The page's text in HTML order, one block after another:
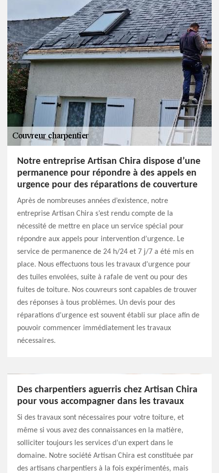
Notre entreprise Artisan Chira dispose d’une
permanence pour répondre à des appels en
urgence pour des réparations de couverture
Après de nombreuses années d’existence, notre
entreprise Artisan Chira s’est rendu compte de la
nécessité de mettre en place un service spécial pour
répondre aux appels pour intervention d’urgence. Le
service de permanence de 24 h/24 et 7 j/7 a été mis en
place. Nous effectuons tous les travaux d’urgence pour
des tuiles envolées, suite à rafale de vent ou pour des
fuites de toiture. Nos couvreurs sont capables de trouver
des réponses à tous problèmes. Un devis pour des
réparations d’urgence est souvent établi sur place afin de
pouvoir commencer immédiatement les travaux
nécessaires.
Des charpentiers aguerris chez Artisan Chira
pour vous accompagner dans les travaux
Si des travaux sont nécessaires pour votre toiture, et
même si vous avez des connaissances en la matière,
solliciter toujours les services d’un expert dans le
domaine. Notre société Artisan Chira est constituée par
des artisans charpentiers à la fois expérimentés, mais